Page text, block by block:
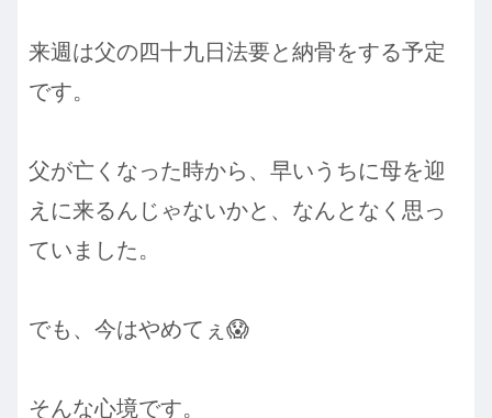
来週は父の四十九日法要と納骨をする予定
です。
父が亡くなった時から、早いうちに母を迎
えに来るんじゃないかと、なんとなく思っ
ていました。
でも、今はやめてぇ😱
そんな心境です。